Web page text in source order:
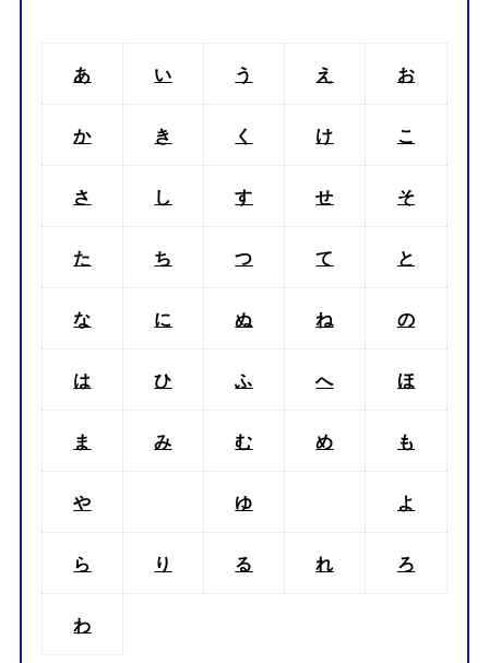
あ い う え お
か き く け こ
さ し す せ そ
た ち つ て と
な に ぬ ね の
は ひ ふ へ ほ
ま み む め も
や ゆ よ
ら り る れ ろ
わ